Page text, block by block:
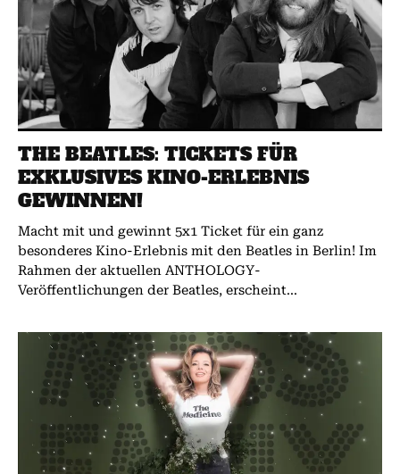
THE BEATLES: TICKETS FÜR
EXKLUSIVES KINO-ERLEBNIS
GEWINNEN!
Macht mit und gewinnt 5x1 Ticket für ein ganz
besonderes Kino-Erlebnis mit den Beatles in Berlin! Im
Rahmen der aktuellen ANTHOLOGY-
Veröffentlichungen der Beatles, erscheint...